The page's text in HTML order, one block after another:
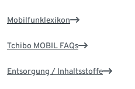
Mobilfunklexikon
Tchibo MOBIL FAQs
Entsorgung / Inhaltsstoffe